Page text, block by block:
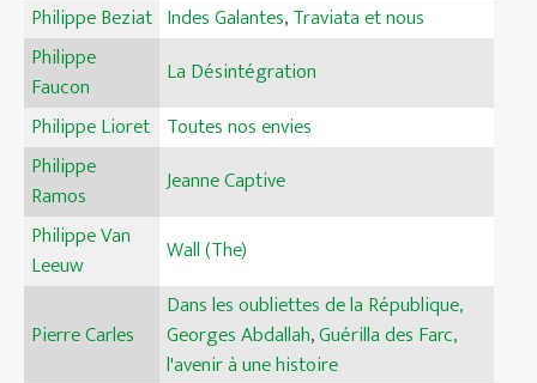
Philippe Beziat Indes Galantes,Traviata et nous
Philippe
Faucon
La Désintégration
Philippe Lioret Toutes nos envies
Philippe
Ramos
Jeanne Captive
Philippe Van
Leeuw
Wall (The)
Pierre Carles
Dans les oubliettes de la République,
Georges Abdallah,Guérilla des Farc,
l'avenir à une histoire